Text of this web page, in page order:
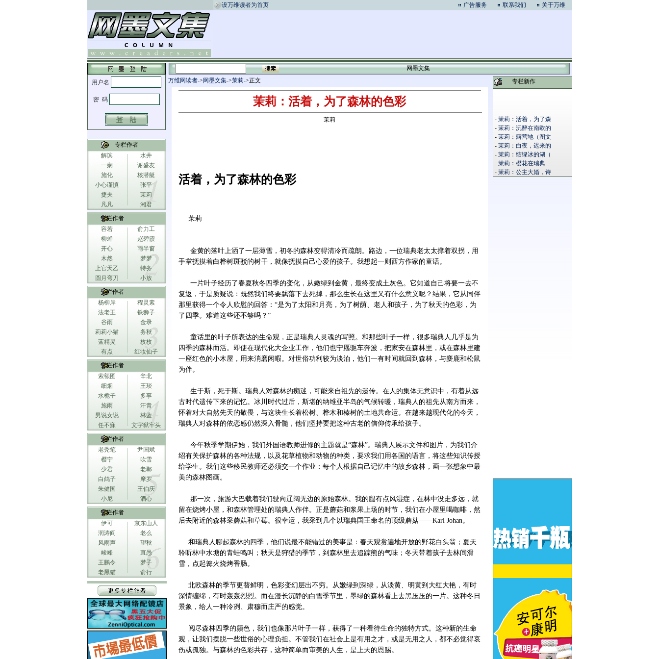
设万维读者为首页 广告服务 联系我们 关于万维
专栏作者
解滨
水井
一娴
谢盛友
施化
核潜艇
小心谨慎
张平
捷夫
茉莉
凡凡
湘君
专栏作者
容若
俞力工
柳蝉
赵碧霞
开心
雨半窗
木然
梦梦
上官天乙
特务
圆月弯刀
小放
专栏作者
杨柳岸
程灵素
法老王
铁狮子
谷雨
金录
莉莉小猫
务秋
蓝精灵
枚枚
有点
红妆仙子
专栏作者
索额图
辛北
细烟
王琰
水栀子
多事
施雨
汗青
男说女说
林蓝
任不寐
文字狱牢头
专栏作者
老秃笔
尹国斌
樱宁
吹雪
少君
老郸
白鸽子
摩罗
朱健国
王伯庆
小尼
酒心
专栏作者
伊可
京东山人
润涛阎
老么
风雨声
望秋
峻峰
直愚
王鹏令
梦子
老黑猫
俞行
网墨文集
万维网读者-> 网墨文集->茉莉->正文 专栏新作
- 茉莉：活着，为了森
- 茉莉：沉醉在南欧的
- 茉莉：露营地（图文
- 茉莉：白夜，迟来的
- 茉莉：结绿冰的湖（
- 茉莉：樱花在瑞典
- 茉莉：公主大婚，诗
茉莉：活着，为了森林的色彩
茉莉
活着，为了森林的色彩
茉莉
金黄的落叶上洒了一层薄雪，初冬的森林变得清冷而疏朗。路边，一位瑞典老太太撑着双拐，用
手掌抚摸着白桦树斑驳的树干，就像抚摸自己心爱的孩子。我想起一则西方作家的童话。
一片叶子经历了春夏秋冬四季的变化，从嫩绿到金黄，最终变成土灰色。它知道自己将要一去不
复返，于是质疑说：既然我们终要飘落下去死掉，那么生长在这里又有什么意义呢？结果，它从同伴
那里获得一个令人欣慰的回答：“是为了太阳和月亮，为了树荫、老人和孩子，为了秋天的色彩，为
了四季。难道这些还不够吗？”
童话里的叶子所表达的生命观，正是瑞典人灵魂的写照。和那些叶子一样，很多瑞典人几乎是为
四季的森林而活。即使在现代化大企业工作，他们也宁愿驱车奔波，把家安在森林里，或在森林里建
一座红色的小木屋，用来消磨闲暇。对世俗功利较为淡泊，他们一有时间就回到森林，与麋鹿和松鼠
为伴。
生于斯，死于斯。瑞典人对森林的痴迷，可能来自祖先的遗传。在人的集体无意识中，有着从远
古时代遗传下来的记忆。冰川时代过后，斯堪的纳维亚半岛的气候转暖，瑞典人的祖先从南方而来，
怀着对大自然先天的敬畏，与这块生长着松树、桦木和榛树的土地共命运。在越来越现代化的今天，
瑞典人对森林的依恋感仍然深入骨髓，他们坚持要把这种古老的信仰传承给孩子。
今年秋季学期伊始，我们外国语教师进修的主题就是“森林”。瑞典人展示文件和图片，为我们介
绍有关保护森林的各种法规，以及花草植物和动物的种类，要求我们用各国的语言，将这些知识传授
给学生。我们这些移民教师还必须交一个作业：每个人根据自己记忆中的故乡森林，画一张想象中最
美的森林图画。
那一次，旅游大巴载着我们驶向辽阔无边的原始森林。我的腿有点风湿症，在林中没走多远，就
留在烧烤小屋，和森林管理处的瑞典人作伴。正是蘑菇和浆果上场的时节，我们在小屋里喝咖啡，然
后去附近的森林采蘑菇和草莓。很幸运，我采到几个以瑞典国王命名的顶级蘑菇——Karl Johan。
和瑞典人聊起森林的四季，他们说最不能错过的美事是：春天观赏遍地开放的野花白头翁；夏天
聆听林中水塘的青蛙鸣叫；秋天是狩猎的季节，到森林里去追踪熊的气味；冬天带着孩子去林间滑
雪，点起篝火烧烤香肠。
北欧森林的季节更替鲜明，色彩变幻层出不穷。从嫩绿到深绿，从淡黄、明黄到大红大艳，有时
深情缠绵，有时轰轰烈烈。而在漫长沉静的白雪季节里，墨绿的森林看上去黑压压的一片。这种冬日
景象，给人一种冷冽、肃穆而庄严的感觉。
阅尽森林四季的颜色，我们也像那片叶子一样，获得了一种看待生命的独特方式。这种新的生命
观，让我们摆脱一些世俗的心理负担。不管我们在社会上是有用之才，或是无用之人，都不必觉得哀
伤或孤独。与森林的色彩共存，这种简单而审美的人生，是上天的恩赐。